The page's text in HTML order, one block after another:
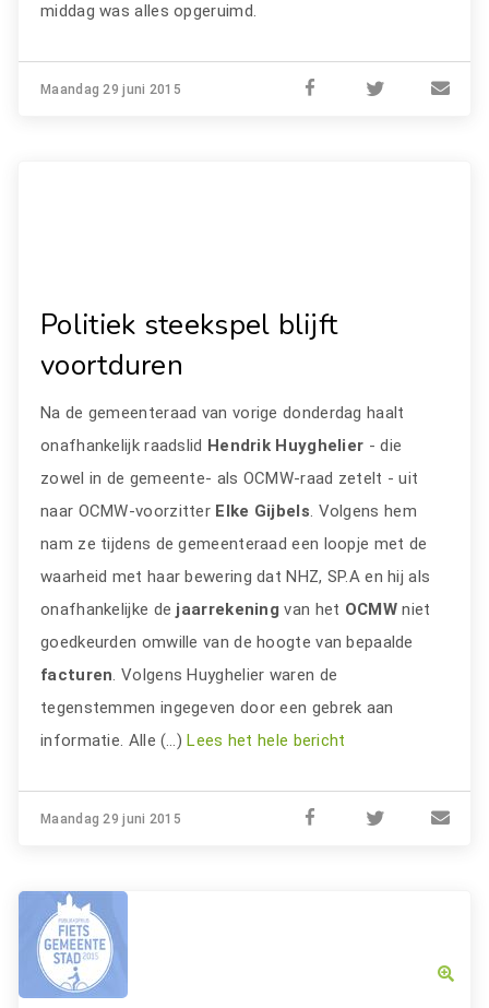
middag was alles opgeruimd.
Maandag 29 juni 2015
Politiek steekspel blijft
voortduren
Na de gemeenteraad van vorige donderdag haalt
onafhankelijk raadslid Hendrik Huyghelier - die
zowel in de gemeente- als OCMW-raad zetelt - uit
naar OCMW-voorzitter Elke Gijbels. Volgens hem
nam ze tijdens de gemeenteraad een loopje met de
waarheid met haar bewering dat NHZ, SP.A en hij als
onafhankelijke de jaarrekeningvan het OCMWniet
goedkeurden omwille van de hoogte van bepaalde
facturen. Volgens Huyghelier waren de
tegenstemmen ingegeven door een gebrek aan
informatie. Alle (…)Lees het hele bericht
Maandag 29 juni 2015